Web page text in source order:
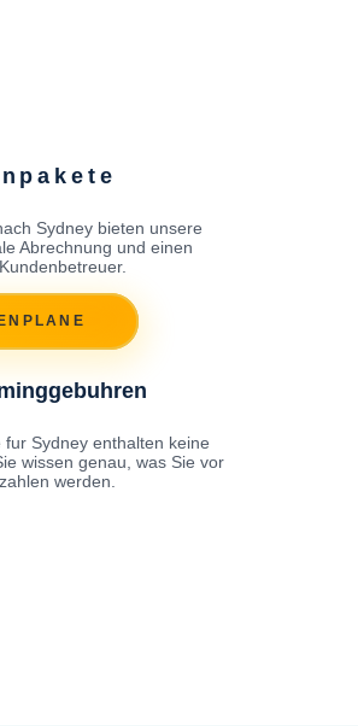
Sydney bieten unsere
Abrechnung und einen
Sydney enthalten keine
wissen genau, was Sie vor
werden.